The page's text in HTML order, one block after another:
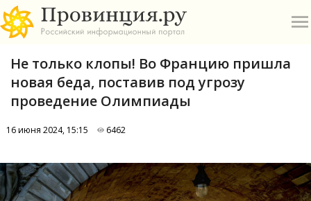
А
Не только клопы! Во Францию пришла
новая беда, поставив под угрозу
проведение Олимпиады
16 июня 2024, 15:15 6462